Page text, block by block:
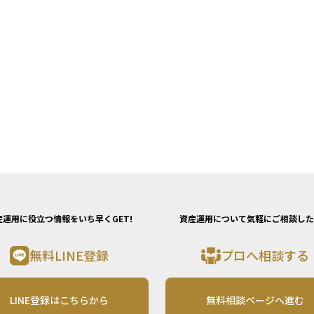
運用に役立つ情報をいち早くGET!
無料LINE登録
LINE登録はこちらから
資産運用について気軽にご相談し
プロへ相談する
無料相談ページへ進む